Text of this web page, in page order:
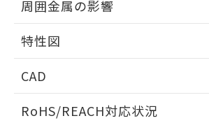
相互干渉
周囲金属の影響
周囲金属の影響
特性図
検出物体の大きさと材質による影響
CAD
ドすることができます。
RoHS/REACH対応状況
また、RoHS指令のフタル酸エ
物質の対応では、対応完了まで
荷製品に未対応品が混在すること
り、2022年1月12日より割愛し
す。